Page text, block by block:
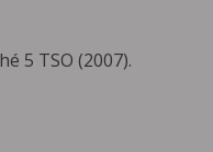
5 TSO (2007).